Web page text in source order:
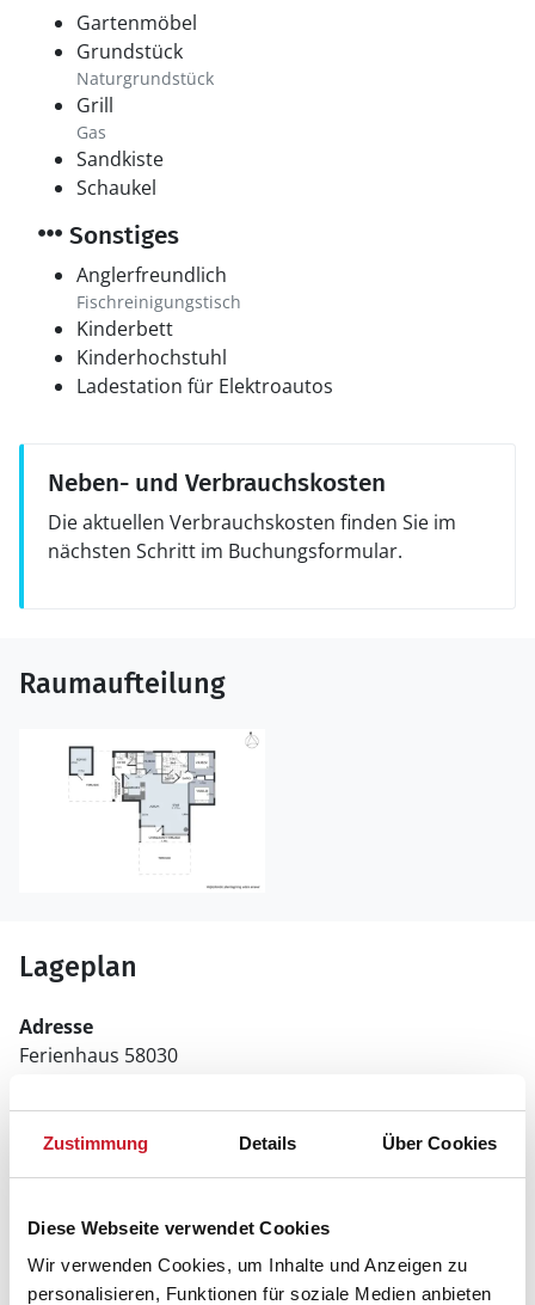
Zustimmung Details Über Cookies
Diese Webseite verwendet Cookies
Wir verwenden Cookies, um Inhalte und Anzeigen zu
personalisieren, Funktionen für soziale Medien anbieten
Gartenmöbel
Grundstück
Naturgrundstück
Grill
Gas
Sandkiste
Schaukel
Sonstiges
Anglerfreundlich
Fischreinigungstisch
Kinderbett
Kinderhochstuhl
Ladestation für Elektroautos
Neben- und Verbrauchskosten
Die aktuellen Verbrauchskosten finden Sie im
nächsten Schritt im Buchungsformular.
Raumaufteilung
Lageplan
Adresse
Ferienhaus 58030
8500 Grenå